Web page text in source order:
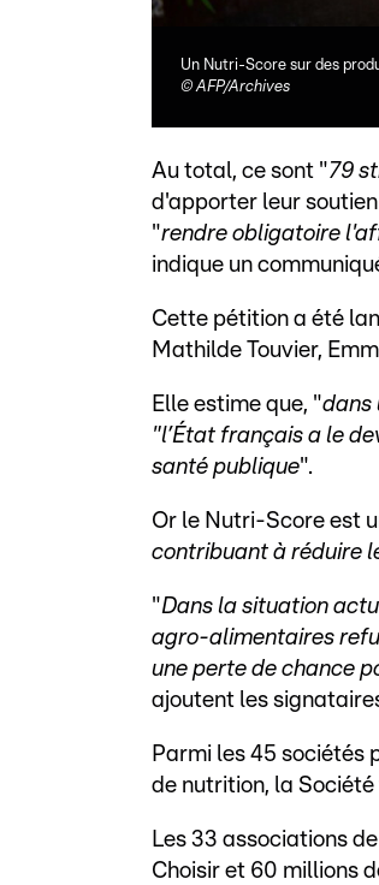
Un Nutri-Score sur des
©AFP/Archives
Au total, ce sont "79
d'apporter leur
"rendre obligatoire
indique un
Cette pétition a été
Mathilde Touvier,
Elle estime que, "dans
"l’État français a le
santé publique".
Or le Nutri-Score est
contribuant à réduire
"Dans la situation
agro-alimentaires
une perte de chance
ajoutent les
Parmi les 45 sociétés
de nutrition, la
Les 33 associations
Choisir et 60 millions